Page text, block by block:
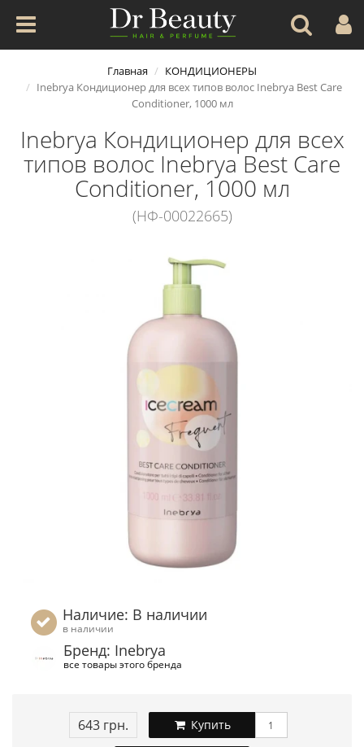
Главная
КОНДИЦИОНЕРЫ
Inebrya Кондиционер для всех типов волос Inebrya Best Care
Conditioner, 1000 мл
Inebrya Кондиционер для всех
типов волос Inebrya Best Care
Conditioner, 1000 мл
(НФ-00022665)
Наличие: В наличии
в наличии
Бренд: Inebrya
все товары этого бренда
643 грн. Купить